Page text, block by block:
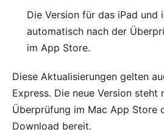
Die Version für das iPad und
automatisch nach der
im App Store.
Diese Aktualisierungen gelten
Express. Die neue Version steht
Überprüfung im Mac App Store
Download bereit.